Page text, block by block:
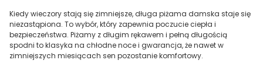
Kiedy wieczory stają się zimniejsze, długa piżama damska staje się
niezastąpiona. To wybór, który zapewnia poczucie ciepła i
bezpieczeństwa. Piżamy z długim rękawem i pełną długością
spodni to klasyka na chłodne noce i gwarancja, że nawet w
zimniejszych miesiącach sen pozostanie komfortowy.